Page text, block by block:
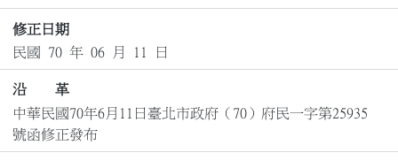
修正日期
民國 70 年 06 月 11 日
沿 革
中華民國70年6月11日臺北市政府（70）府民一字第25935
號函修正發布